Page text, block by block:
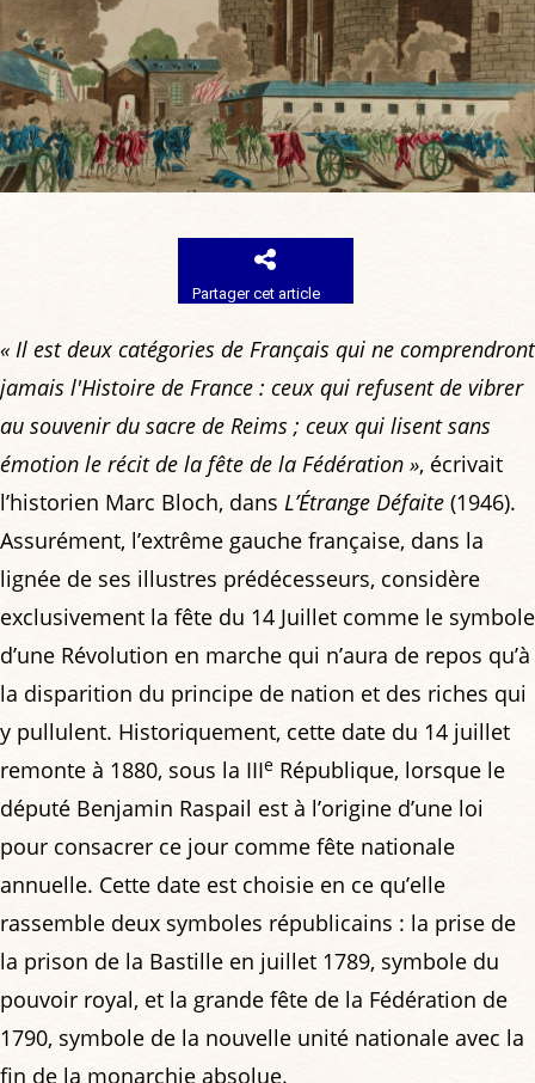
Partager cet article
« Il est deux catégories de Français qui ne comprendront
jamais l'Histoire de France : ceux qui refusent de vibrer
au souvenir du sacre de Reims ; ceux qui lisent sans
émotion le récit de la fête de la Fédération », écrivait
l’historien Marc Bloch, dans L’Étrange Défaite (1946).
Assurément, l’extrême gauche française, dans la
lignée de ses illustres prédécesseurs, considère
exclusivement la fête du 14 Juillet comme le symbole
d’une Révolution en marche qui n’aura de repos qu’à
la disparition du principe de nation et des riches qui
y pullulent. Historiquement, cette date du 14 juillet
remonte à 1880, sous la IIIe République, lorsque le
député Benjamin Raspail est à l’origine d’une loi
pour consacrer ce jour comme fête nationale
annuelle. Cette date est choisie en ce qu’elle
rassemble deux symboles républicains : la prise de
la prison de la Bastille en juillet 1789, symbole du
pouvoir royal, et la grande fête de la Fédération de
1790, symbole de la nouvelle unité nationale avec la
fin de la monarchie absolue.